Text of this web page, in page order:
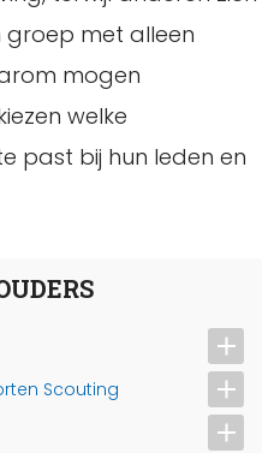
groep met alleen
mogen
welke
past bij hun leden en
Scouting